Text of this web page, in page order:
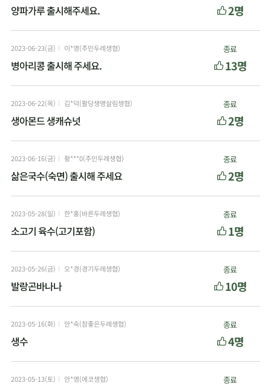
양파가루 출시해주세요. 2명
2023-06-23(금) 이*영(주민두레생협)
병아리콩 출시해 주세요.
종료
13명
2023-06-22(목) 김*덕(팔당생명살림생협)
생아몬드 생캐슈넛
종료
2명
2023-06-16(금) 황***0(주민두레생협)
삶은국수(숙면) 출시해 주세요
종료
2명
2023-05-28(일) 한*홍(바른두레생협)
소고기 육수(고기포함)
종료
1명
2023-05-26(금) 오*경(경기두레생협)
발랑곤바나나
종료
10명
2023-05-16(화) 안*숙(참좋은두레생협)
생수
종료
4명
2023-05-13(토) 안*영(에코생협) 종료